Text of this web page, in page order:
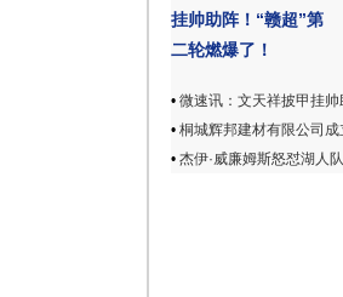
挂帅助阵！“赣超”第
二轮燃爆了！
• 微速讯：文天祥披甲挂帅
• 桐城辉邦建材有限公司
• 杰伊·威廉姆斯怒怼湖人队里夫